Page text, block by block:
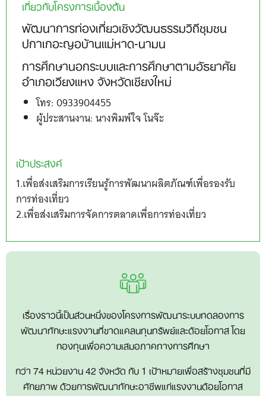
เกี่ยวกับโครงการเบื้องต้น
พัฒนาการท่องเที่ยวเชิงวัฒนธรรมวิถีชุมชน
ปกาเกอะญอบ้านแม่หาด-นามน
การศึกษานอกระบบและการศึกษาตามอัธยาศัย
อำเภอเวียงแหง จังหวัดเชียงใหม่
โทร: 0933904455
ผู้ประสานงาน: นางพิมพ์ใจ โนจ๊ะ
เป้าประสงค์
1.เพื่อส่งเสริมการเรียนรู้การพัฒนาผลิตภัณฑ์เพื่อรองรับ
การท่องเที่ยว
2.เพื่อส่งเสริมการจัดการตลาดเพื่อการท่องเที่ยว
เรื่องราวนี้เป็นส่วนหนึ่งของโครงการพัฒนาระบบทดลองการ
พัฒนาทักษะแรงงานที่ขาดแคลนทุนทรัพย์และด้อยโอกาส โดย
กองทุนเพื่อความเสมอภาคทางการศึกษา
กว่า 74 หน่วยงาน 42 จังหวัด กับ 1 เป้าหมายเพื่อสร้างชุมชนที่มี
ศักยภาพ ด้วยการพัฒนาทักษะอาชีพแก่แรงงานด้อยโอกาส